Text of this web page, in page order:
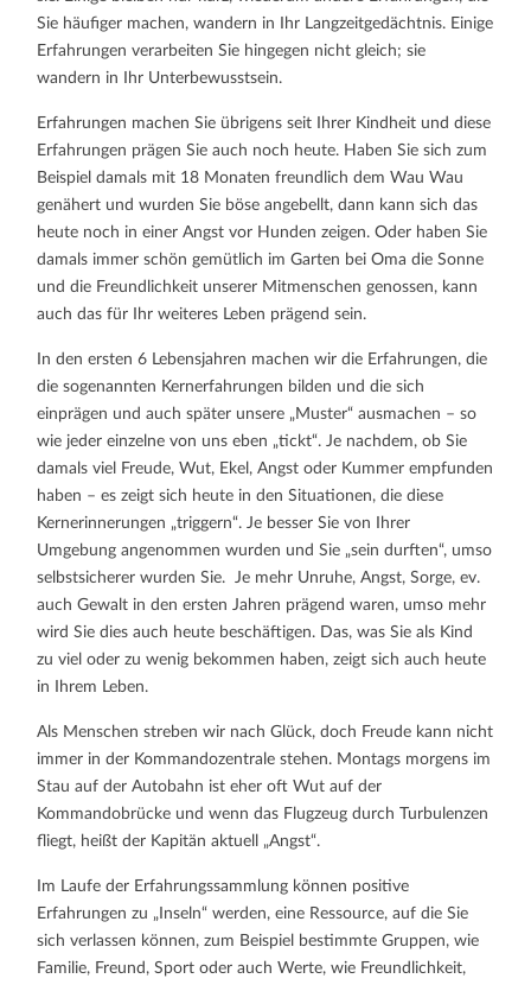
Sie häufiger machen, wandern in Ihr Langzeitgedächtnis. Einige
Erfahrungen verarbeiten Sie hingegen nicht gleich; sie
wandern in Ihr Unterbewusstsein.
Erfahrungen machen Sie übrigens seit Ihrer Kindheit und diese
Erfahrungen prägen Sie auch noch heute. Haben Sie sich zum
Beispiel damals mit 18 Monaten freundlich dem Wau Wau
genähert und wurden Sie böse angebellt, dann kann sich das
heute noch in einer Angst vor Hunden zeigen. Oder haben Sie
damals immer schön gemütlich im Garten bei Oma die Sonne
und die Freundlichkeit unserer Mitmenschen genossen, kann
auch das für Ihr weiteres Leben prägend sein.
In den ersten 6 Lebensjahren machen wir die Erfahrungen, die
die sogenannten Kernerfahrungen bilden und die sich
einprägen und auch später unsere „Muster“ ausmachen – so
wie jeder einzelne von uns eben „tickt“. Je nachdem, ob Sie
damals viel Freude, Wut, Ekel, Angst oder Kummer empfunden
haben – es zeigt sich heute in den Situationen, die diese
Kernerinnerungen „triggern“. Je besser Sie von Ihrer
Umgebung angenommen wurden und Sie „sein durften“, umso
selbstsicherer wurden Sie. Je mehr Unruhe, Angst, Sorge, ev.
auch Gewalt in den ersten Jahren prägend waren, umso mehr
wird Sie dies auch heute beschäftigen. Das, was Sie als Kind
zu viel oder zu wenig bekommen haben, zeigt sich auch heute
in Ihrem Leben.
Als Menschen streben wir nach Glück, doch Freude kann nicht
immer in der Kommandozentrale stehen. Montags morgens im
Stau auf der Autobahn ist eher oft Wut auf der
Kommandobrücke und wenn das Flugzeug durch Turbulenzen
fliegt, heißt der Kapitän aktuell „Angst“.
Im Laufe der Erfahrungssammlung können positive
Erfahrungen zu „Inseln“ werden, eine Ressource, auf die Sie
sich verlassen können, zum Beispiel bestimmte Gruppen, wie
Familie, Freund, Sport oder auch Werte, wie Freundlichkeit,